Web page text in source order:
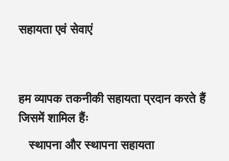
सहायता एवं सेवाएं
हम व्यापक तकनीकी सहायता प्रदान करते हैं
जिसमें शामिल हैंः
स्थापना और स्थापना सहायता